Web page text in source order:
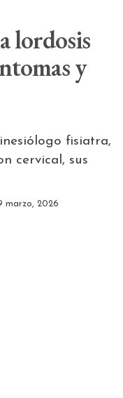
lordosis
y
fisiatra,
cervical, sus
marzo, 2026